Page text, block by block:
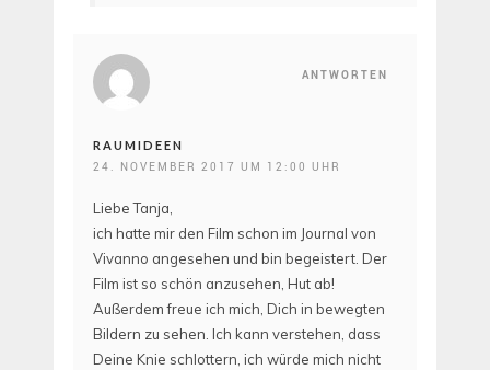
ANTWORTEN
RAUMIDEEN
24. NOVEMBER 2017 UM 12:00 UHR
Liebe Tanja,
ich hatte mir den Film schon im Journal von
Vivanno angesehen und bin begeistert. Der
Film ist so schön anzusehen, Hut ab!
Außerdem freue ich mich, Dich in bewegten
Bildern zu sehen. Ich kann verstehen, dass
Deine Knie schlottern, ich würde mich nicht